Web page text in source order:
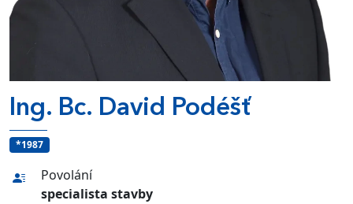
Ing. Bc. David Podéšť
*1987
Povolání
specialista stavby